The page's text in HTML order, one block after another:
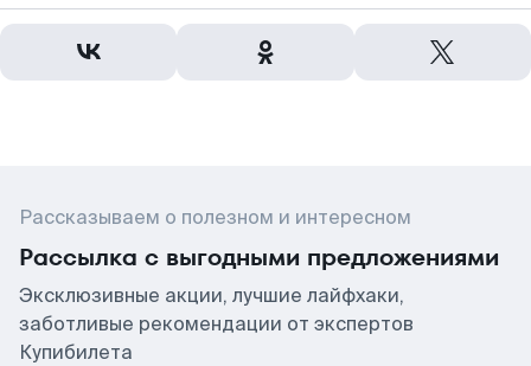
Рассказываем о полезном и интересном
Рассылка с выгодными предложениями
Эксклюзивные акции, лучшие лайфхаки,
заботливые рекомендации от экспертов
Купибилета